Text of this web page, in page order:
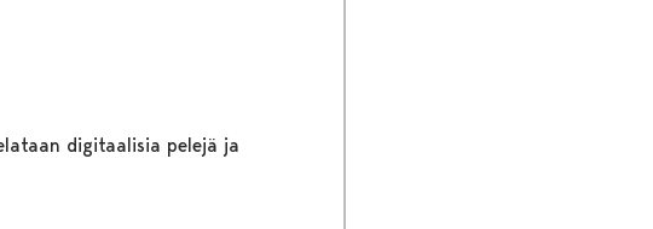
digitaalisia pelejä ja